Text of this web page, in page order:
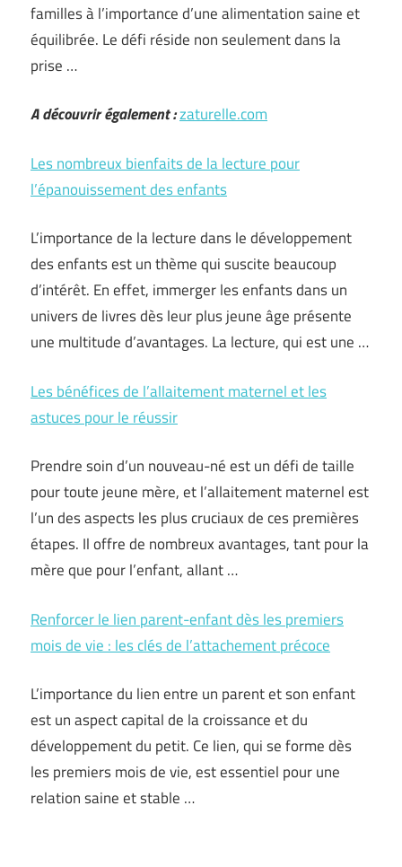
familles à l’importance d’une alimentation saine et
équilibrée. Le défi réside non seulement dans la
prise …
A découvrir également :zaturelle.com
Les nombreux bienfaits de la lecture pour
l’épanouissement des enfants
L’importance de la lecture dans le développement
des enfants est un thème qui suscite beaucoup
d’intérêt. En effet, immerger les enfants dans un
univers de livres dès leur plus jeune âge présente
une multitude d’avantages. La lecture, qui est une …
Les bénéfices de l’allaitement maternel et les
astuces pour le réussir
Prendre soin d’un nouveau-né est un défi de taille
pour toute jeune mère, et l’allaitement maternel est
l’un des aspects les plus cruciaux de ces premières
étapes. Il offre de nombreux avantages, tant pour la
mère que pour l’enfant, allant …
Renforcer le lien parent-enfant dès les premiers
mois de vie : les clés de l’attachement précoce
L’importance du lien entre un parent et son enfant
est un aspect capital de la croissance et du
développement du petit. Ce lien, qui se forme dès
les premiers mois de vie, est essentiel pour une
relation saine et stable …